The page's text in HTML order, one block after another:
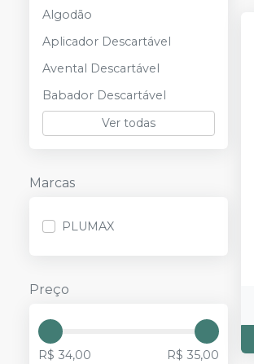
Algodão
Aplicador Descartável
Avental Descartável
Babador Descartável
Ver todas
Marcas
PLUMAX
Preço
R$ 34,00 R$ 35,00